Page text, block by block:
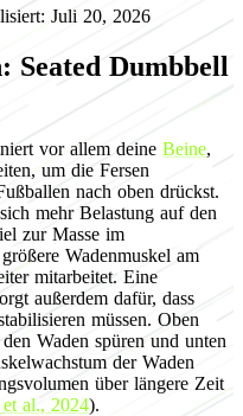
Juli 20, 2026
Seated Dumbbell
vor allem deine Beine,
um die Fersen
nach oben drückst.
mehr Belastung auf den
zur Masse im
Wadenmuskel am
mitarbeitet. Eine
außerdem dafür, dass
müssen. Oben
Waden spüren und unten
der Waden
über längere Zeit
al., 2024).